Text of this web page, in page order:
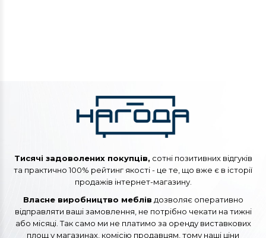
Тисячі задоволених покупців, сотні позитивних відгуків
та практично 100% рейтинг якості - це те, що вже є в історії
продажів інтернет-магазину.
Власне виробництво меблів дозволяє оперативно
відправляти ваші замовлення, не потрібно чекати на тижні
або місяці. Так само ми не платимо за оренду виставкових
площ у магазинах, комісію продавцям, тому наші ціни